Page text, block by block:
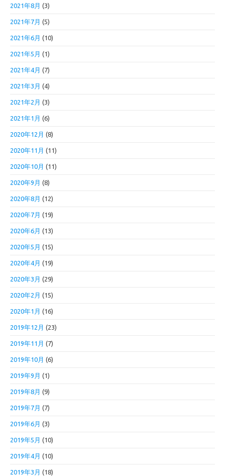
2021年8月 (3)
2021年7月 (5)
2021年6月 (10)
2021年5月 (1)
2021年4月 (7)
2021年3月 (4)
2021年2月 (3)
2021年1月 (6)
2020年12月 (8)
2020年11月 (11)
2020年10月 (11)
2020年9月 (8)
2020年8月 (12)
2020年7月 (19)
2020年6月 (13)
2020年5月 (15)
2020年4月 (19)
2020年3月 (29)
2020年2月 (15)
2020年1月 (16)
2019年12月 (23)
2019年11月 (7)
2019年10月 (6)
2019年9月 (1)
2019年8月 (9)
2019年7月 (7)
2019年6月 (3)
2019年5月 (10)
2019年4月 (10)
2019年3月 (18)